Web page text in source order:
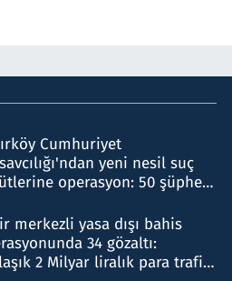
Cumhuriyet
yeni nesil suç
operasyon: 50 şüpheli
merkezli yasa dışı bahis
34 gözaltı:
2 Milyar liralık para trafiği